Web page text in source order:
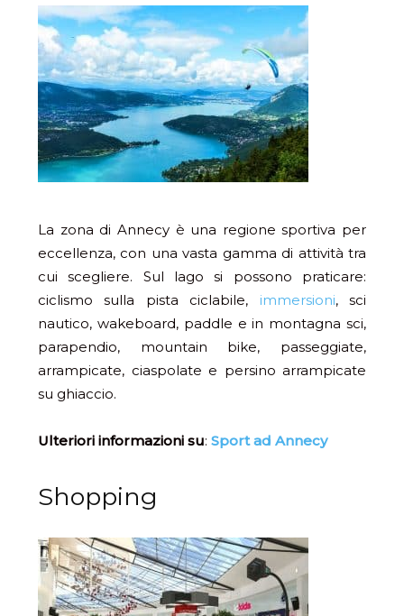
La zona di Annecy è una regione sportiva per
eccellenza, con una vasta gamma di attività tra
cui scegliere. Sul lago si possono praticare:
ciclismo sulla pista ciclabile, immersioni, sci
nautico, wakeboard, paddle e in montagna sci,
parapendio, mountain bike, passeggiate,
arrampicate, ciaspolate e persino arrampicate
su ghiaccio.
Ulteriori informazioni su: Sport ad Annecy
Shopping